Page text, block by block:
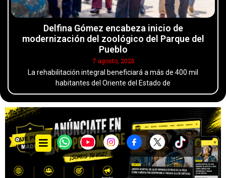
Delfina Gómez encabeza inicio de
modernización del zoológico del Parque del
Pueblo
7 agosto, 2026
La rehabilitación integral beneficiará a más de 400 mil
habitantes del Oriente del Estado de